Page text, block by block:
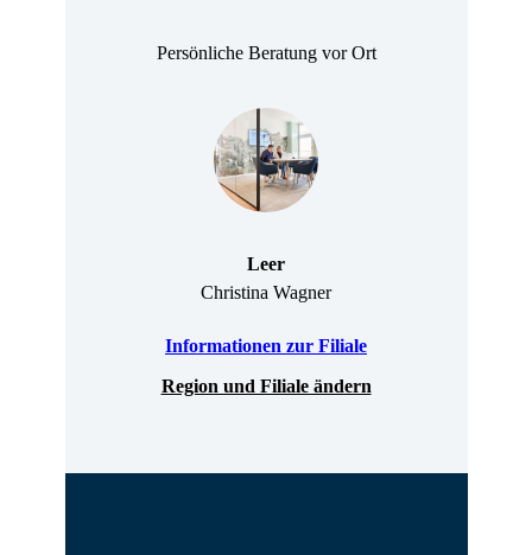
Persönliche Beratung vor Ort
Leer
Christina Wagner
Informationen zur Filiale
Region und Filiale ändern